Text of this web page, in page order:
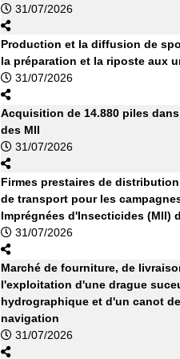
31/07/2026
Production et la diffusion de
la préparation et la riposte aux
31/07/2026
Acquisition de 14.880 piles
des MII
31/07/2026
Firmes prestaires de
de transport pour les
Imprégnées d'Insecticides (MII)
31/07/2026
Marché de fourniture, de
l'exploitation d'une drague
hydrographique et d'un canot
navigation
31/07/2026